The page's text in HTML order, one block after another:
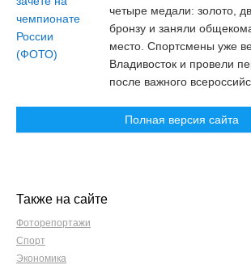
четыре медали: золото,
бронзу и заняли
место. Спортсмены уже
Владивосток и провели
после важного
Полная версия сайта
Также на сайте
Фоторепортажи
Спорт
Экономика